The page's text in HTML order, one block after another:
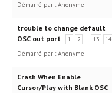
Démarré par : Anonyme
trouble to change default
OSC out port
1 2 … 13 14
Démarré par : Anonyme
Crash When Enable
Cursor/Play with Blank OSC